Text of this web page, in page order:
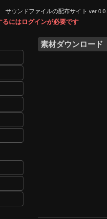
サウンドファイルの配布サイト ver
るにはログインが必要です
素材ダウンロード